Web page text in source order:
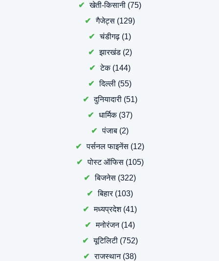
खेती-किसानी (75)
गैजेट्स (129)
चंडीगढ़ (1)
झारखंड(2)
टेक(144)
दिल्ली (55)
दुनियादारी(51)
धार्मिक(37)
पंजाब (2)
पर्सनल फाइनेंस (12)
पोस्ट ऑफिस(105)
बिजनेस (322)
बिहार(103)
मध्यप्रदेश(41)
मनोरंजन(14)
यूटिलिटी(752)
राजस्थान(38)